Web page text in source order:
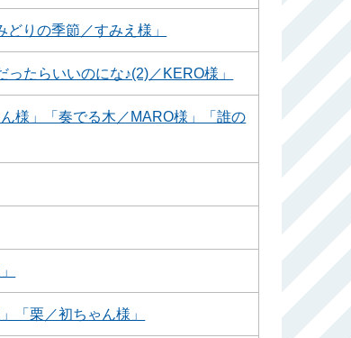
りの季節／すみえ様」
たらいいのにな♪(2)／KERO様」
様」「奏でる木／MARO様」「誰の
「栗／初ちゃん様」